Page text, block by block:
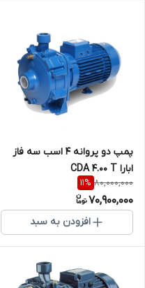
پمپ دو پروانه 4 اسب سه فاز
ابارا CDA 4.00 T
80,000,000
11%
70,900,000
افزودن به سبد